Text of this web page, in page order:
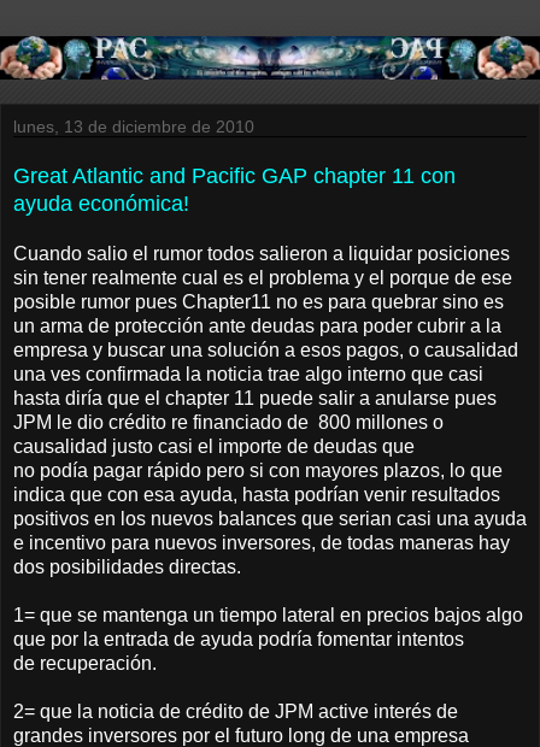
lunes, 13 de diciembre de 2010
Great Atlantic and Pacific GAP chapter 11 con
ayuda económica!
Cuando salio el rumor todos salieron a liquidar posiciones
sin tener realmente cual es el problema y el porque de ese
posible rumor pues Chapter11 no es para quebrar sino es
un arma de protección ante deudas para poder cubrir a la
empresa y buscar una solución a esos pagos, o causalidad
una ves confirmada la noticia trae algo interno que casi
hasta diría que el chapter 11 puede salir a anularse pues
JPM le dio crédito re financiado de 800 millones o
causalidad justo casi el importe de deudas que
no podía pagar rápido pero si con mayores plazos, lo que
indica que con esa ayuda, hasta podrían venir resultados
positivos en los nuevos balances que serian casi una ayuda
e incentivo para nuevos inversores, de todas maneras hay
dos posibilidades directas.
1= que se mantenga un tiempo lateral en precios bajos algo
que por la entrada de ayuda podría fomentar intentos
de recuperación.
2= que la noticia de crédito de JPM active interés de
grandes inversores por el futuro long de una empresa